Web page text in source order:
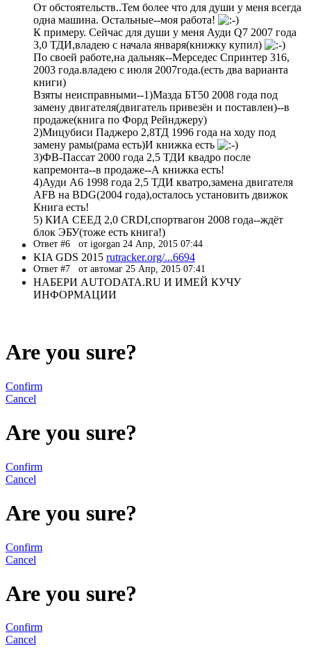
От обстоятельств..Тем более что для души у меня всегда
одна машина. Остальные--моя работа!
К примеру. Сейчас для души у меня Ауди Q7 2007 года
3,0 ТДИ,владею с начала января(книжку купил)
По своей работе,на дальняк--Мерседес Спринтер 316,
2003 года.владею с июля 2007года.(есть два варианта
книги)
Взяты неисправными--1)Мазда БТ50 2008 года под
замену двигателя(двигатель привезён и поставлен)--в
продаже(книга по Форд Рейнджеру)
2)Мицубиси Паджеро 2,8ТД 1996 года на ходу под
замену рамы(рама есть)И книжка есть
3)ФВ-Пассат 2000 года 2,5 ТДИ квадро после
капремонта--в продаже--А книжка есть!
4)Ауди А6 1998 года 2,5 ТДИ кватро,замена двигателя
AFB на BDG(2004 года),осталось установить движок
Книга есть!
5) КИА СЕЕД 2,0 CRDI,спортвагон 2008 года--ждёт
блок ЭБУ(тоже есть книга!)
Ответ #6 от igorgan 24 Апр, 2015 07:44
KIA GDS 2015 rutracker.org/...6694
Ответ #7 от автомаг 25 Апр, 2015 07:41
НАБЕРИ AUTODATA.RU И ИМЕЙ КУЧУ
ИНФОРМАЦИИ
Are you sure?
Confirm
Cancel
Are you sure?
Confirm
Cancel
Are you sure?
Confirm
Cancel
Are you sure?
Confirm
Cancel